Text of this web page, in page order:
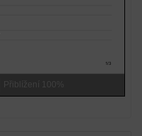
Přiblížení